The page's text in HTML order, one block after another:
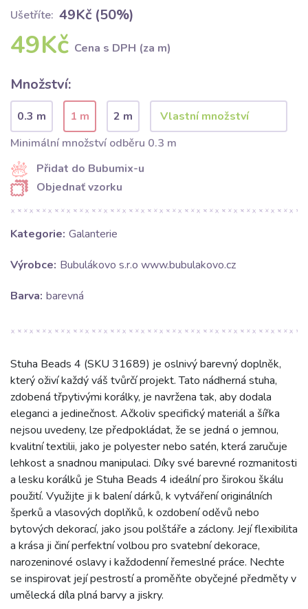
Ušetříte: 49Kč (50%)
49Kč Cena s DPH (za m)
Množství:
0.3 m 1 m
2 m
Minimální množství odběru 0.3 m
Přidat do Bubumix-u
Objednať vzorku
Kategorie: Galanterie
Výrobce: Bubulákovo s.r.o www.bubulakovo.cz
Barva: barevná
Stuha Beads 4 (SKU 31689) je oslnivý barevný doplněk,
který oživí každý váš tvůrčí projekt. Tato nádherná stuha,
zdobená třpytivými korálky, je navržena tak, aby dodala
eleganci a jedinečnost. Ačkoliv specifický materiál a šířka
nejsou uvedeny, lze předpokládat, že se jedná o jemnou,
kvalitní textilii, jako je polyester nebo satén, která zaručuje
lehkost a snadnou manipulaci. Díky své barevné rozmanitosti
a lesku korálků je Stuha Beads 4 ideální pro širokou škálu
použití. Využijte ji k balení dárků, k vytváření originálních
šperků a vlasových doplňků, k ozdobení oděvů nebo
bytových dekorací, jako jsou polštáře a záclony. Její flexibilita
a krása ji činí perfektní volbou pro svatební dekorace,
narozeninové oslavy i každodenní řemeslné práce. Nechte
se inspirovat její pestrostí a proměňte obyčejné předměty v
umělecká díla plná barvy a jiskry.